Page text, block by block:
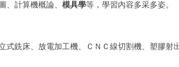
計算機概論、 模具學等，學習內容多采多姿。
銑床、放電加工機、ＣＮＣ線切割機、塑膠射